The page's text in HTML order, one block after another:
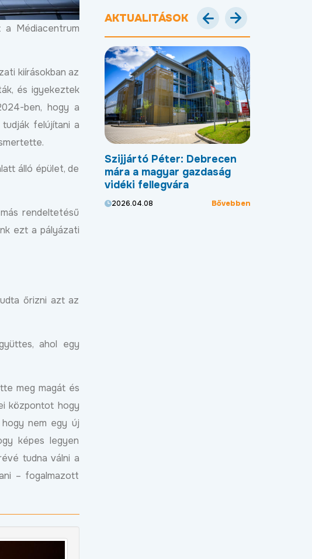
Médiacentrum
kiírásokban az
és igyekeztek
ben, hogy a
felújítani a
álló épület, de
rendeltetésű
ezt a pályázati
őrizni azt az
ahol egy
meg magát és
központot hogy
nem egy új
képes legyen
tudna válni a
– fogalmazott
AKTUALITÁSOK
gazdaság: indul a
Bővebben
Szijjártó Péter: Debrecen
mára a magyar gazdaság
vidéki fellegvára
2026.04.08 Bővebben